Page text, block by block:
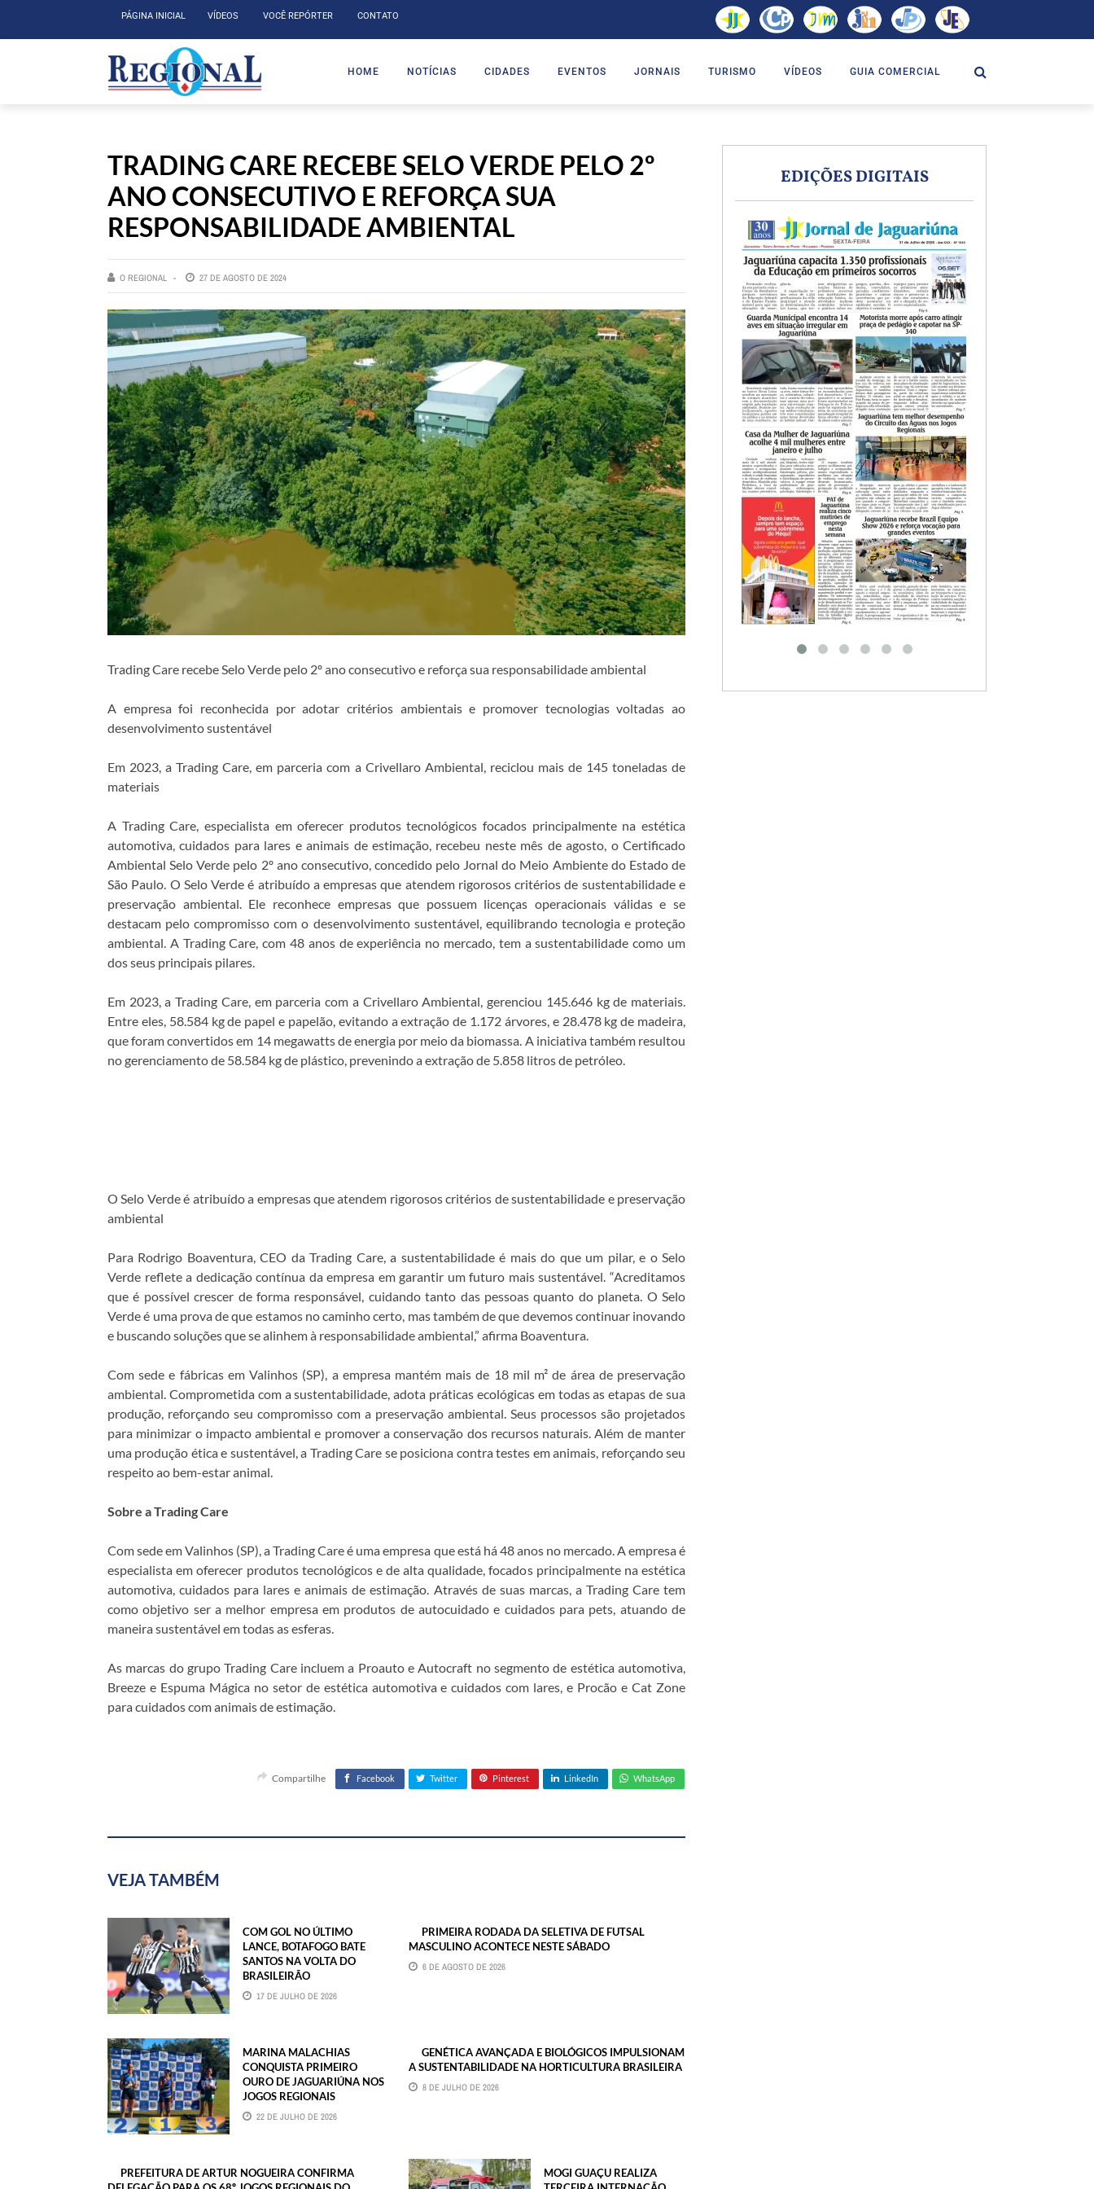
PÁGINA INICIAL VÍDEOS VOCÊ REPÓRTER CONTATO
HOME NOTÍCIAS CIDADES EVENTOS JORNAIS TURISMO VÍDEOS GUIA COMERCIAL
TRADING CARE RECEBE SELO VERDE PELO 2º
ANO CONSECUTIVO E REFORÇA SUA
RESPONSABILIDADE AMBIENTAL
O REGIONAL 27 DE AGOSTO DE 2024
Trading Care recebe Selo Verde pelo 2º ano consecutivo e reforça sua responsabilidade ambiental
A empresa foi reconhecida por adotar critérios ambientais e promover tecnologias voltadas ao
desenvolvimento sustentável
Em 2023, a Trading Care, em parceria com a Crivellaro Ambiental, reciclou mais de 145 toneladas de
materiais
A Trading Care, especialista em oferecer produtos tecnológicos focados principalmente na estética
automotiva, cuidados para lares e animais de estimação, recebeu neste mês de agosto, o Certificado
Ambiental Selo Verde pelo 2º ano consecutivo, concedido pelo Jornal do Meio Ambiente do Estado de
São Paulo. O Selo Verde é atribuído a empresas que atendem rigorosos critérios de sustentabilidade e
preservação ambiental. Ele reconhece empresas que possuem licenças operacionais válidas e se
destacam pelo compromisso com o desenvolvimento sustentável, equilibrando tecnologia e proteção
ambiental. A Trading Care, com 48 anos de experiência no mercado, tem a sustentabilidade como um
dos seus principais pilares.
Em 2023, a Trading Care, em parceria com a Crivellaro Ambiental, gerenciou 145.646 kg de materiais.
Entre eles, 58.584 kg de papel e papelão, evitando a extração de 1.172 árvores, e 28.478 kg de madeira,
que foram convertidos em 14 megawatts de energia por meio da biomassa. A iniciativa também resultou
no gerenciamento de 58.584 kg de plástico, prevenindo a extração de 5.858 litros de petróleo.
O Selo Verde é atribuído a empresas que atendem rigorosos critérios de sustentabilidade e preservação
ambiental
Para Rodrigo Boaventura, CEO da Trading Care, a sustentabilidade é mais do que um pilar, e o Selo
Verde reflete a dedicação contínua da empresa em garantir um futuro mais sustentável. “Acreditamos
que é possível crescer de forma responsável, cuidando tanto das pessoas quanto do planeta. O Selo
Verde é uma prova de que estamos no caminho certo, mas também de que devemos continuar inovando
e buscando soluções que se alinhem à responsabilidade ambiental,” afirma Boaventura.
Com sede e fábricas em Valinhos (SP), a empresa mantém mais de 18 mil m² de área de preservação
ambiental. Comprometida com a sustentabilidade, adota práticas ecológicas em todas as etapas de sua
produção, reforçando seu compromisso com a preservação ambiental. Seus processos são projetados
para minimizar o impacto ambiental e promover a conservação dos recursos naturais. Além de manter
uma produção ética e sustentável, a Trading Care se posiciona contra testes em animais, reforçando seu
respeito ao bem-estar animal.
Sobre a Trading Care
Com sede em Valinhos (SP), a Trading Care é uma empresa que está há 48 anos no mercado. A empresa é
especialista em oferecer produtos tecnológicos e de alta qualidade, focados principalmente na estética
automotiva, cuidados para lares e animais de estimação. Através de suas marcas, a Trading Care tem
como objetivo ser a melhor empresa em produtos de autocuidado e cuidados para pets, atuando de
maneira sustentável em todas as esferas.
As marcas do grupo Trading Care incluem a Proauto e Autocraft no segmento de estética automotiva,
Breeze e Espuma Mágica no setor de estética automotiva e cuidados com lares, e Procão e Cat Zone
para cuidados com animais de estimação.
Compartilhe Facebook Twitter Pinterest LinkedIn WhatsApp
VEJA TAMBÉM
COM GOL NO ÚLTIMO
LANCE, BOTAFOGO BATE
SANTOS NA VOLTA DO
BRASILEIRÃO
17 DE JULHO DE 2026
PRIMEIRA RODADA DA SELETIVA DE FUTSAL
MASCULINO ACONTECE NESTE SÁBADO
6 DE AGOSTO DE 2026
MARINA MALACHIAS
CONQUISTA PRIMEIRO
OURO DE JAGUARIÚNA NOS
JOGOS REGIONAIS
22 DE JULHO DE 2026
GENÉTICA AVANÇADA E BIOLÓGICOS IMPULSIONAM
A SUSTENTABILIDADE NA HORTICULTURA BRASILEIRA
8 DE JULHO DE 2026
PREFEITURA DE ARTUR NOGUEIRA CONFIRMA
MOGI GUAÇU REALIZA
EDIÇÕES DIGITAIS